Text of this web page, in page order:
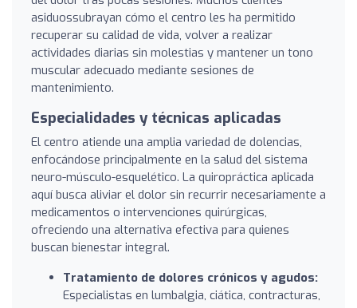
asiduossubrayan cómo el centro les ha permitido
recuperar su calidad de vida, volver a realizar
actividades diarias sin molestias y mantener un tono
muscular adecuado mediante sesiones de
mantenimiento.
Especialidades y técnicas aplicadas
El centro atiende una amplia variedad de dolencias,
enfocándose principalmente en la salud del sistema
neuro-músculo-esquelético. La quiropráctica aplicada
aquí busca aliviar el dolor sin recurrir necesariamente a
medicamentos o intervenciones quirúrgicas,
ofreciendo una alternativa efectiva para quienes
buscan bienestar integral.
Tratamiento de dolores crónicos y agudos:
Especialistas en lumbalgia, ciática, contracturas,